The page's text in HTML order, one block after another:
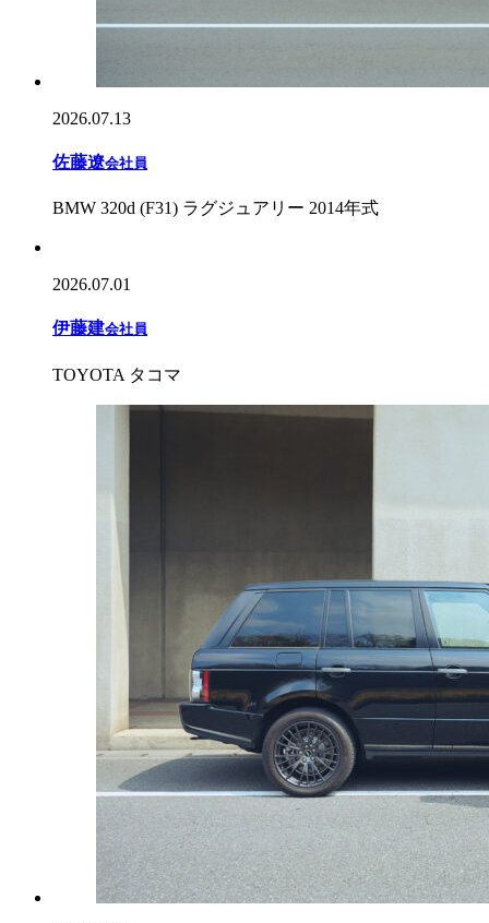
2026.07.13
佐藤遼会社員
BMW 320d (F31) ラグジュアリー 2014年式
2026.07.01
伊藤建会社員
TOYOTA タコマ